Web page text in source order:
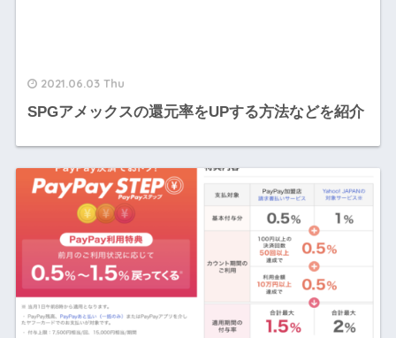
2021.06.03 Thu
SPGアメックスの還元率をUPする方法などを紹介